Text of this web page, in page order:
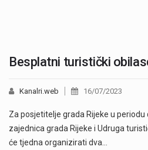
Besplatni turistički
Kanalri.web 16/07/2023
Za posjetitelje grada Rijeke u periodu
zajednica grada Rijeke i Udruga
će tjedna organizirati dva…